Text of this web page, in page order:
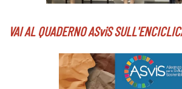
VAI AL QUADERNO ASviS